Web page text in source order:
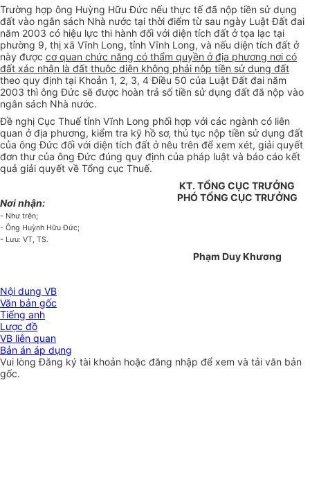
Trường hợp ông Huỳng Hữu Đức nếu thực tế đã nộp tiền sử dụng
đất vào ngân sách Nhà nước tại thời điểm từ sau ngày Luật Đất đai
năm 2003 có hiệu lực thi hành đối với diện tích đất ở tọa lạc tại
phường 9, thị xã Vĩnh Long, tỉnh Vĩnh Long, và nếu diện tích đất ở
này được cơ quan chức năng có thẩm quyền ở địa phương nơi có
đất xác nhận là đất thuộc diện không phải nộp tiền sử dụng đất
theo quy định tại Khoản 1, 2, 3, 4 Điều 50 của Luật Đất đai năm
2003 thì ông Đức sẽ được hoàn trả số tiền sử dụng đất đã nộp vào
ngân sách Nhà nước.
Đề nghị Cục Thuế tỉnh Vĩnh Long phối hợp với các ngành có liên
quan ở địa phương, kiểm tra kỹ hồ sơ, thủ tục nộp tiền sử dụng đất
của ông Đức đối với diện tích đất ở nêu trên để xem xét, giải quyết
đơn thư của ông Đức đúng quy định của pháp luật và báo cáo kết
quả giải quyết về Tổng cục Thuế.
Nơi nhận:
- Như trên;
- Ông Huỳnh Hữu Đức;
- Lưu: VT, TS.
KT. TỔNG CỤC TRƯỞNG
PHÓ TỔNG CỤC TRƯỞNG
Phạm Duy Khương
Nội dung VB
Văn bản gốc
Tiếng anh
Lược đồ
VB liên quan
Bản án áp dụng
Vui lòngĐăng ký tài khoản hoặc đăng nhập để xem và tải văn bản
gốc.